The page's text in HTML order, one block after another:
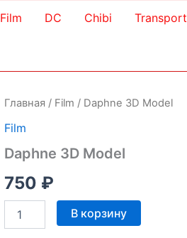
Film DC Chibi Transport
Главная / Film / Daphne 3D Model
Film
Daphne 3D Model
750 ₽
Количество
товара
В корзину